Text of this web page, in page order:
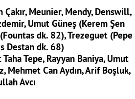
Çakır, Meunier, Mendy, Denswill,
Umut Güneş (Kerem Şen
dk. 82), Trezeguet (Pepe
Destan dk. 68)
Tepe, Rayyan Baniya, Umut
Mehmet Can Aydın, Arif Boşluk,
Avcı